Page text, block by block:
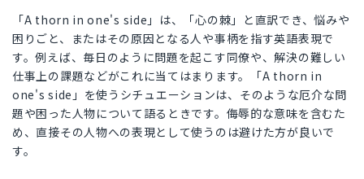
「A thorn in one's side」は、「心の棘」と直訳でき、悩みや
困りごと、またはその原因となる人や事柄を指す英語表現で
す。例えば、毎日のように問題を起こす同僚や、解決の難しい
仕事上の課題などがこれに当てはまります。「A thorn in
one's side」を使うシチュエーションは、そのような厄介な問
題や困った人物について語るときです。侮辱的な意味を含むた
め、直接その人物への表現として使うのは避けた方が良いで
す。